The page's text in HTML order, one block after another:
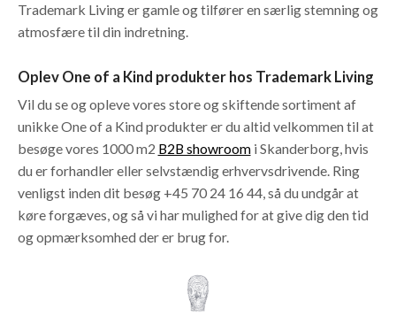
Trademark Living er gamle og tilfører en særlig stemning og
atmosfære til din indretning.
Oplev One of a Kind produkter hos Trademark Living
Vil du se og opleve vores store og skiftende sortiment af
unikke One of a Kind produkter er du altid velkommen til at
besøge vores 1000 m2 B2B showroomi Skanderborg, hvis
du er forhandler eller selvstændig erhvervsdrivende. Ring
venligst inden dit besøg +45 70 24 16 44, så du undgår at
køre forgæves, og så vi har mulighed for at give dig den tid
og opmærksomhed der er brug for.